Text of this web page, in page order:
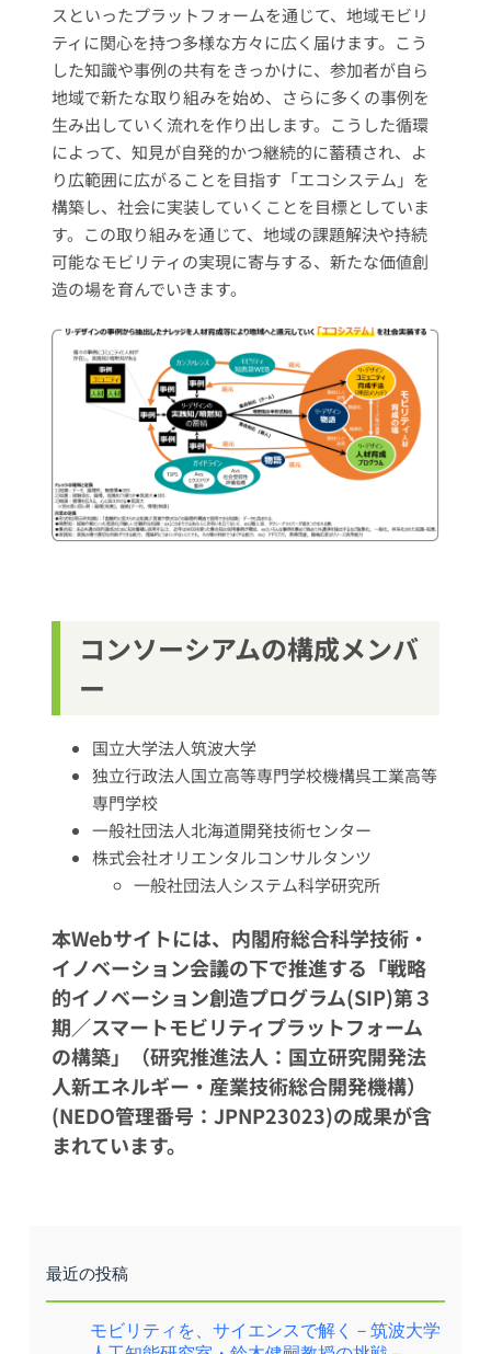
スといったプラットフォームを通じて、地域モビリ
ティに関心を持つ多様な方々に広く届けます。こう
した知識や事例の共有をきっかけに、参加者が自ら
地域で新たな取り組みを始め、さらに多くの事例を
生み出していく流れを作り出します。こうした循環
によって、知見が自発的かつ継続的に蓄積され、よ
り広範囲に広がることを目指す「エコシステム」を
構築し、社会に実装していくことを目標としていま
す。この取り組みを通じて、地域の課題解決や持続
可能なモビリティの実現に寄与する、新たな価値創
造の場を育んでいきます。
コンソーシアムの構成メンバ
ー
国立大学法人筑波大学
独立行政法人国立高等専門学校機構呉工業高等
専門学校
一般社団法人北海道開発技術センター
株式会社オリエンタルコンサルタンツ
一般社団法人システム科学研究所
本Webサイトには、内閣府総合科学技術・
イノベーション会議の下で推進する「戦略
的イノベーション創造プログラム(SIP)第３
期／スマートモビリティプラットフォーム
の構築」（研究推進法人：国立研究開発法
人新エネルギー・産業技術総合開発機構）
(NEDO管理番号：JPNP23023)の成果が含
まれています。
最近の投稿
モビリティを、サイエンスで解く－筑波大学